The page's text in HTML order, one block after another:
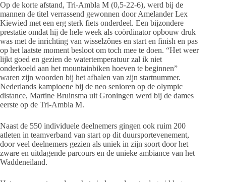
Op de korte afstand, Tri-Ambla M (0,5-22-6), werd bij de
mannen de titel verrassend gewonnen door Amelander Lex
Kiewied met een erg sterk fiets onderdeel. Een bijzondere
prestatie omdat hij de hele week als coördinator opbouw druk
was met de inrichting van wisselzônes en start en finish en pas
op het laatste moment besloot om toch mee te doen. “Het weer
lijkt goed en gezien de watertemperatuur zal ik niet
onderkoeld aan het mountainbiken hoeven te beginnen”
waren zijn woorden bij het afhalen van zijn startnummer.
Nederlands kampioene bij de neo senioren op de olympic
distance, Martine Bruinsma uit Groningen werd bij de dames
eerste op de Tri-Ambla M.
Naast de 550 individuele deelnemers gingen ook ruim 200
atleten in teamverband van start op dit duursportevenement,
door veel deelnemers gezien als uniek in zijn soort door het
zware en uitdagende parcours en de unieke ambiance van het
Waddeneiland.